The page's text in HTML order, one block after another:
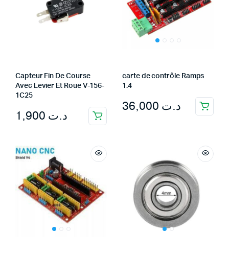
Capteur Fin De Course
Avec Levier Et Roue V-156-
1C25
د.ت
carte de contrôle Ramps
1.4
د.ت